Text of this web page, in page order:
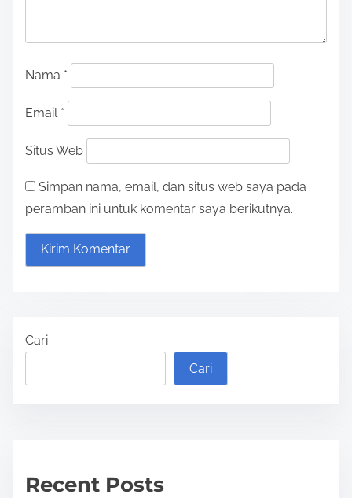
Nama *
Email *
Situs Web
Simpan nama, email, dan situs web saya pada
peramban ini untuk komentar saya berikutnya.
Cari
Cari
Recent Posts